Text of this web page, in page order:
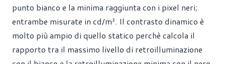
punto bianco e la minima raggiunta con i pixel neri;
entrambe misurate in cd/m². Il contrasto dinamico è
molto più ampio di quello statico perchè calcola il
rapporto tra il massimo livello di retroilluminazione